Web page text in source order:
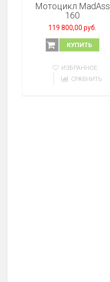
Мотоцикл MadAss
160
119 800,00 руб.
КУПИТЬ
ИЗБРАННОЕ
СРАВНИТЬ